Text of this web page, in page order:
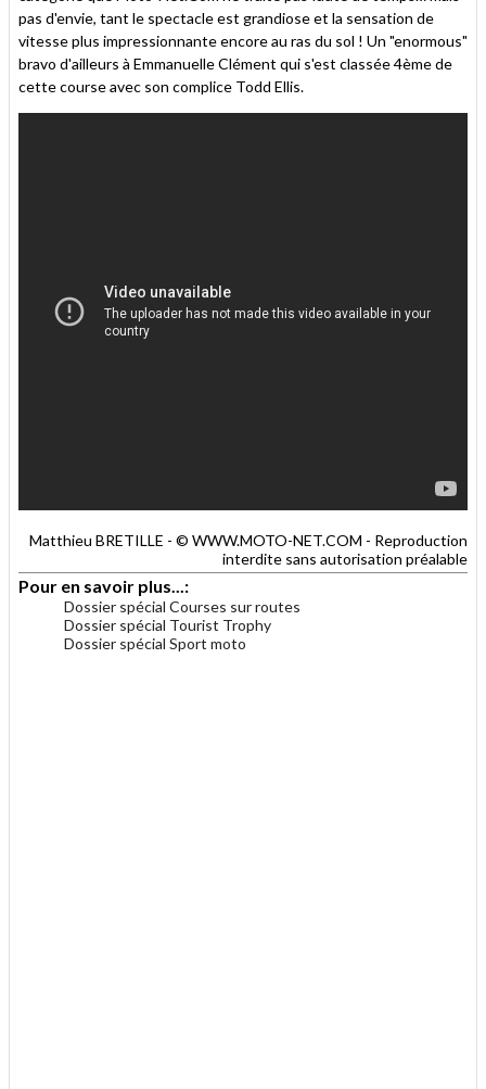
pas d'envie, tant le spectacle est grandiose et la sensation de
vitesse plus impressionnante encore au ras du sol ! Un "enormous"
bravo d'ailleurs à Emmanuelle Clément qui s'est classée 4ème de
cette course avec son complice Todd Ellis.
Matthieu BRETILLE - © WWW.MOTO-NET.COM - Reproduction
interdite sans autorisation préalable
Pour en savoir plus...:
Dossier spécial Courses sur routes
Dossier spécial Tourist Trophy
Dossier spécial Sport moto